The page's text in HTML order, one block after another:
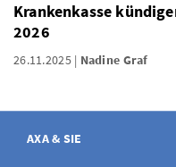
Krankenkasse
2026
26.11.2025 Nadine Graf
AXA & SIE